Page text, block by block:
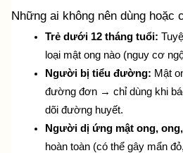
Những ai không nên dùng
Trẻ dưới 12 tháng tuổi:
loại mật ong nào (nguy cơ
Người bị tiểu đường: Mật
đường đơn → chỉ dùng khi
dõi đường huyết.
Người dị ứng mật ong,
hoàn toàn (có thể gây mẩn